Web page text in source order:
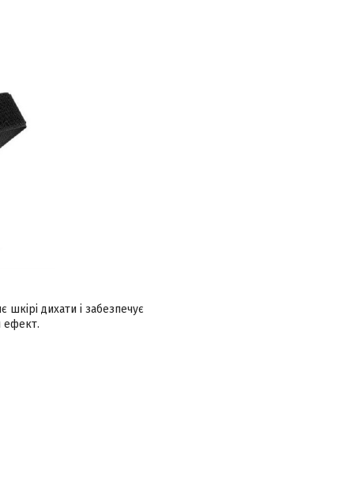
дихати і забезпечує
ефект.